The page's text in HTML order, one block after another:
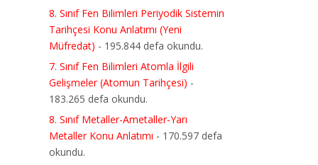
8. Sınıf Fen Bilimleri Periyodik Sistemin
Tarihçesi Konu Anlatımı (Yeni
Müfredat) - 195.844 defa okundu.
7. Sınıf Fen Bilimleri Atomla İlgili
Gelişmeler (Atomun Tarihçesi) -
183.265 defa okundu.
8. Sınıf Metaller-Ametaller-Yarı
Metaller Konu Anlatımı - 170.597 defa
okundu.